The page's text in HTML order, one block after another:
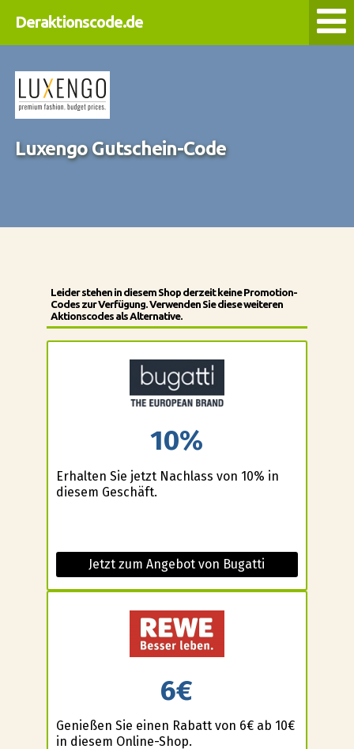
Deraktionscode.de
Luxengo Gutschein-Code
Leider stehen in diesem Shop derzeit keine Promotion-
Codes zur Verfügung. Verwenden Sie diese weiteren
Aktionscodes als Alternative.
10%
Erhalten Sie jetzt Nachlass von 10% in
diesem Geschäft.
Jetzt zum Angebot von Bugatti
6€
Genießen Sie einen Rabatt von 6€ ab 10€
in diesem Online-Shop.